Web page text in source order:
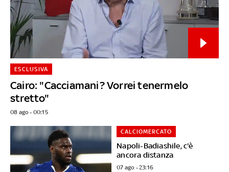
Cairo: "Cacciamani? Vorrei tenermelo
stretto"
ESCLUSIVA
08 ago - 00:15
Napoli-Badiashile, c'è
ancora distanza
CALCIOMERCATO
07 ago - 23:16